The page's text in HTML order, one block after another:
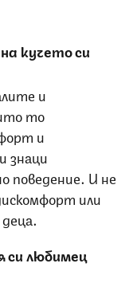
кучето си
и
то
и
знаци
поведение. И не
или
любимец